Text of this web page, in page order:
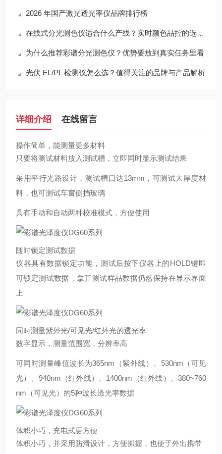
2026 年国产激光透光率仪品牌排行榜
在线式分光测色仪适合什么产线？实时颜色品控的选型与成本分析
为什么推荐彩谱分光测色仪？优势要放到真实任务里看
光伏 EL/PL 检测仪怎么选？值得关注的品牌与产品解析
详细介绍 在线留言
操作简单，能测量更多材料
只要将测试材料放入测试槽，立即同时显示测试结果
采用平行光路设计，测试槽口达13mm，可测试大厚度材
料，也可测试车窗侧挡玻璃
具有手动和自动两种校准模式，方便使用
随时锁定测试数据
仪器具有数据锁定功能，测试后按下仪器上的HOLD键即
可锁定测试数据，拿开测试样品数据仍然保持在显示界面
上
同时测量紫外光/可见光/红外光的透光率
数字显示，测量范围宽，分辨率高
可同时测量峰值波长为365nm（紫外线）、530nm（可见
光）、940nm（红外线）、1400nm（红外线）、380~760
nm（可见光）的5种波长透光率数据
体积小巧，充电式更方便
体积小巧，并采用防滑设计，方便抓握，也便于外出携带